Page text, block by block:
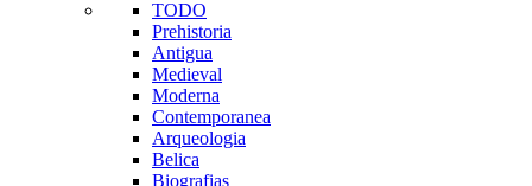
TODO
Prehistoria
Antigua
Medieval
Moderna
Contemporanea
Arqueologia
Belica
Biografias